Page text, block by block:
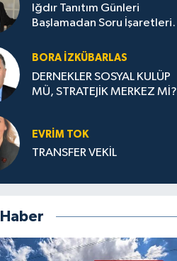
Iğdır Tanıtım Günleri
Başlamadan Soru İşaretleri
BORA İZKÜBARLAS
DERNEKLER SOSYAL KULÜP
MÜ, STRATEJİK MERKEZ Mİ?
EVRİM TOK
TRANSFER VEKİL